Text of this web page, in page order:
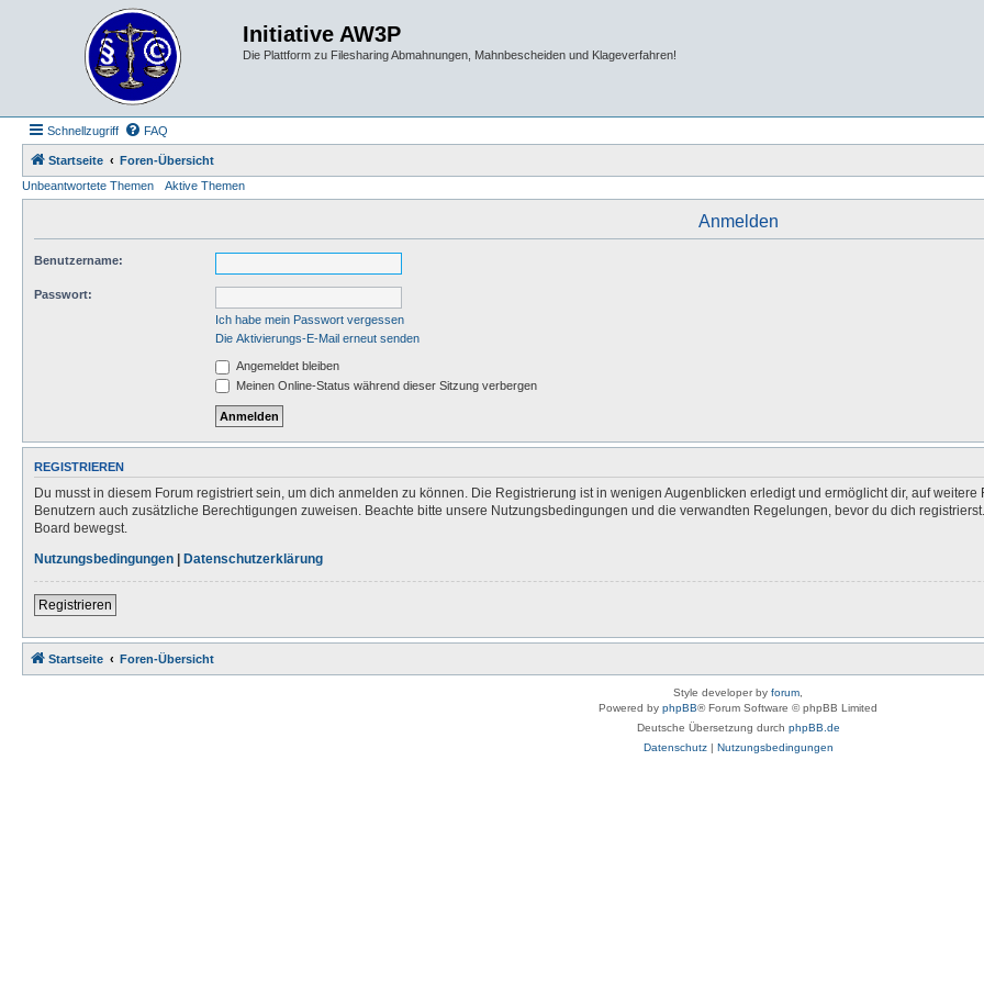
Initiative AW3P
Die Plattform zu Filesharing Abmahnungen, Mahnbescheiden und Klageverfahren!
Schnellzugriff FAQ
Startseite
Foren-Übersicht
Unbeantwortete Themen
Aktive Themen
Anmelden
Benutzername:
Passwort:
Ich habe mein Passwort vergessen
Die Aktivierungs-E-Mail erneut senden
Angemeldet bleiben
Meinen Online-Status während dieser Sitzung verbergen
REGISTRIEREN
Du musst in diesem Forum registriert sein, um dich anmelden zu können. Die Registrierung ist in wenigen Augenblicken erledigt und ermöglicht dir, auf
Benutzern auch zusätzliche Berechtigungen zuweisen. Beachte bitte unsere Nutzungsbedingungen und die verwandten Regelungen, bevor du dich
Board bewegst.
Nutzungsbedingungen | Datenschutzerklärung
Registrieren
Startseite Foren-Übersicht
Style developer by forum
Powered by phpBB® Forum Software © phpBB Limited
Deutsche Übersetzung durch phpBB.de
Datenschutz| Nutzungsbedingungen